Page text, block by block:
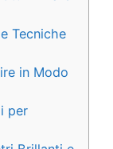
Tecniche
in Modo
per